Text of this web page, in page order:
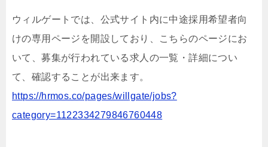
ウィルゲートでは、公式サイト内に中途採用希望者向
けの専用ページを開設しており、こちらのページにお
いて、募集が行われている求人の一覧・詳細につい
て、確認することが出来ます。
https://hrmos.co/pages/willgate/jobs?
category=1122334279846760448